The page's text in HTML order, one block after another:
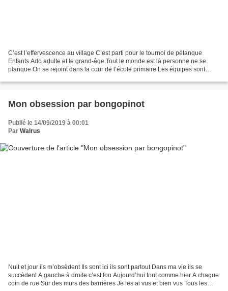
C’est l’effervescence au village C’est parti pour le tournoi de pétanque
Enfants Ado adulte et le grand-âge Tout le monde est là personne ne se
planque On se rejoint dans la cour de l’école primaire Les équipes sont
Mon obsession par bongopinot
Publié le 14/09/2019 à 00:01
Par Walrus
Nuit et jour ils m’obsèdent Ils sont ici ils sont partout Dans ma vie ils se
succèdent A gauche à droite c’est fou Aujourd’hui tout comme hier A chaque
coin de rue Sur des murs des barrières Je les ai vus et bien vus Tous les